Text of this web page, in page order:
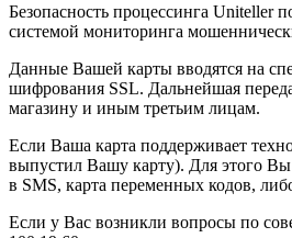
Безопасность процессинга Uniteller
системой мониторинга
Данные Вашей карты вводятся на
шифрования SSL. Дальнейшая
магазину и иным третьим лицам.
Если Ваша карта поддерживает
выпустил Вашу карту). Для этого Вы
в SMS, карта переменных кодов,
Если у Вас возникли вопросы по